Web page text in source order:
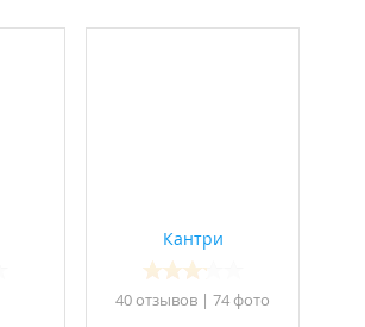
Кантри
40 отзывов | 74 фото